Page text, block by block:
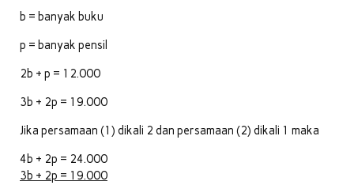
b = banyak buku
p = banyak pensil
2b + p = 12.000
3b + 2p = 19.000
Jika persamaan (1) dikali 2 dan persamaan (2) dikali 1 maka
4b + 2p = 24.000
3b + 2p = 19.000